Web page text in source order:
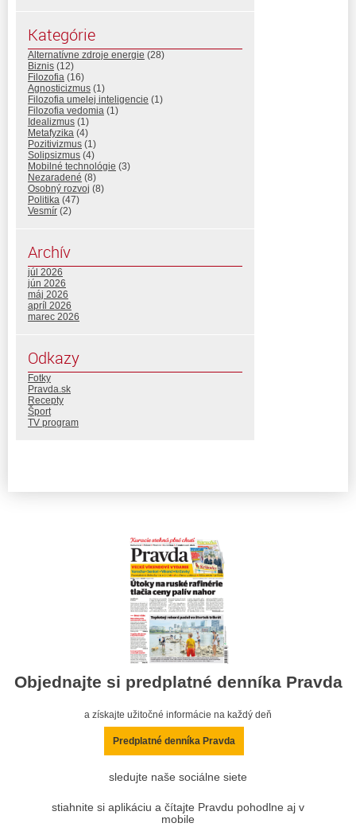
Kategórie
Alternatívne zdroje energie (28)
Biznis (12)
Filozofia (16)
Agnosticizmus (1)
Filozofia umelej inteligencie (1)
Filozofia vedomia (1)
Idealizmus (1)
Metafyzika (4)
Pozitivizmus (1)
Solipsizmus (4)
Mobilné technológie (3)
Nezaradené (8)
Osobný rozvoj (8)
Politika (47)
Vesmír (2)
Archív
júl 2026
jún 2026
máj 2026
apríl 2026
marec 2026
Odkazy
Fotky
Pravda.sk
Recepty
Šport
TV program
Objednajte si predplatné denníka Pravda
a získajte užitočné informácie na každý deň
Predplatné denníka Pravda
sledujte naše sociálne siete
stiahnite si aplikáciu a čítajte Pravdu pohodlne aj v
mobile